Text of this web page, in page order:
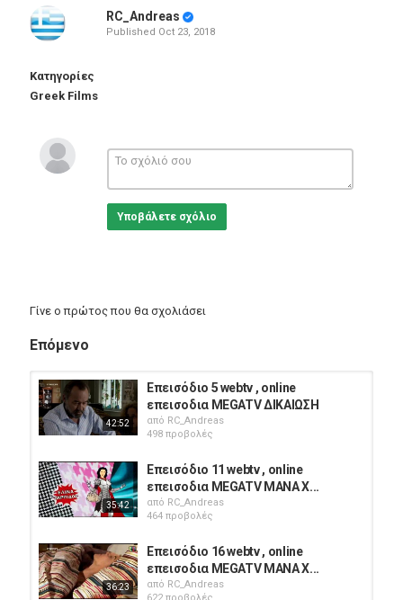
RC_Andreas
Published Oct 23, 2018
Κατηγορίες
Greek Films
Υποβάλετε σχόλιο
Γίνε ο πρώτος που θα σχολιάσει
Επόμενο
42:52
Επεισόδιο 5 webtv , online
επεισοδια MEGATV ΔΙΚΑΙΩΣΗ
από RC_Andreas
498 προβολές
35:42
Επεισόδιο 11 webtv , online
επεισοδια MEGATV ΜΑΝΑ X...
από RC_Andreas
464 προβολές
36:23
Επεισόδιο 16 webtv , online
επεισοδια MEGATV ΜΑΝΑ X...
από RC_Andreas
622 προβολές